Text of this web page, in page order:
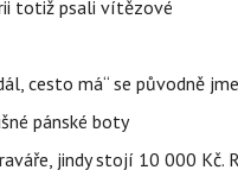
totiž psali vítězové
cesto má“ se původně
pánské boty
jindy stojí 10 000 Kč.